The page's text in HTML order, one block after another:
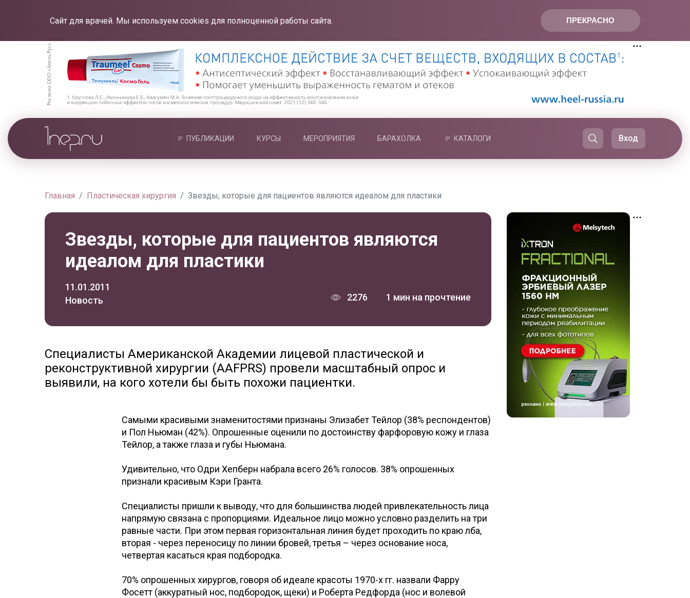
ПРЕКРАСНО
Сайт для врачей. Мы используем cookies для полноценной работы сайта.
ПУБЛИКАЦИИ КУРСЫ МЕРОПРИЯТИЯ БАРАХОЛКА КАТАЛОГИ Вход
Главная Пластическая хирургия Звезды, которые для пациентов являются идеалом для пластики
Звезды, которые для пациентов являются
идеалом для пластики
11.01.2011
Новость
2276 1 мин на прочтение
Специалисты Американской Академии лицевой пластической и
реконструктивной хирургии (AAFPRS) провели масштабный опрос и
выявили, на кого хотели бы быть похожи пациентки.
Самыми красивыми знаменитостями признаны Элизабет Тейлор (38% респондентов)
и Пол Ньюман (42%). Опрошенные оценили по достоинству фарфоровую кожу и глаза
Тейлор, а также глаза и губы Ньюмана.
Удивительно, что Одри Хепберн набрала всего 26% голосов. 38% опрошенных
признали красивым Кэри Гранта.
Специалисты пришли к выводу, что для большинства людей привлекательность лица
напрямую связана с пропорциями. Идеальное лицо можно условно разделить на три
равные части. При этом первая горизонтальная линия будет проходить по краю лба,
вторая - через переносицу по линии бровей, третья – через основание носа,
четвертая касаться края подбородка.
70% опрошенных хирургов, говоря об идеале красоты 1970-х гг. назвали Фарру
Фосетт (аккуратный нос, подбородок, щеки) и Роберта Редфорда (нос и волевой